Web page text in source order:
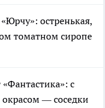
остренькая,
томатном сиропе
с
— соседки